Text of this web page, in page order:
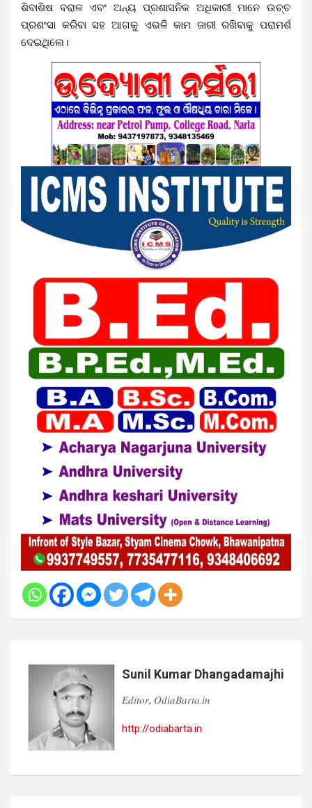
ଶିବାଶିଷ ବରାଳ ଏବଂ ଅନ୍ୟ ପ୍ରଶାସନିକ ଅଧିକାରୀ ମାନେ ଉଚ୍ଚ
ପ୍ରଶଂସା କରିବା ସହ ଆଗକୁ ଏଭଳି କାମ ଜାରୀ ରଖିବାକୁ ପରାମର୍ଶ
ଦେଇଥିଲେ।
Sunil Kumar Dhangadamajhi
𝐸𝑑𝑖𝑡𝑜𝑟, 𝑂𝑑𝑖𝑎𝐵𝑎𝑟𝑡𝑎.𝑖𝑛
http://odiabarta.in